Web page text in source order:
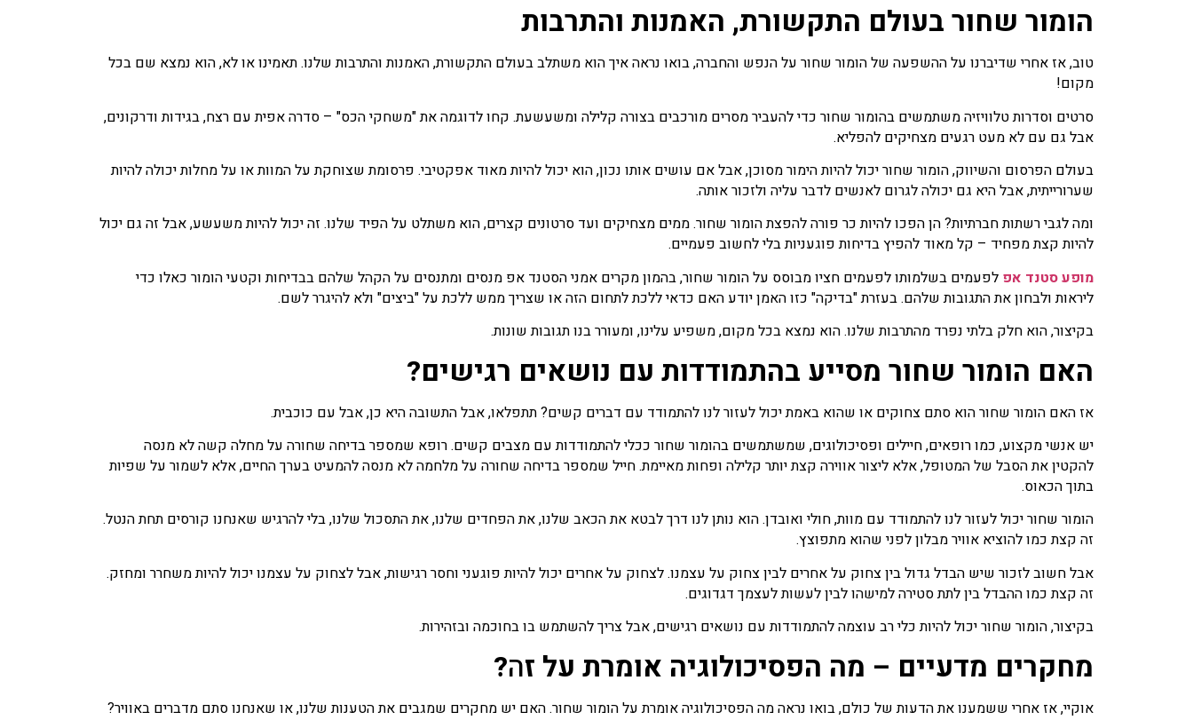
הומור שחור בעולם התקשורת, האמנות והתרבות
טוב, אז אחרי שדיברנו על ההשפעה של הומור שחור על הנפש והחברה, בואו נראה איך הוא משתלב בעולם התקשורת, האמנות והתרבות שלנו. תאמינו או לא, הוא נמצא שם בכל
מקום!
סרטים וסדרות טלוויזיה משתמשים בהומור שחור כדי להעביר מסרים מורכבים בצורה קלילה ומשעשעת. קחו לדוגמה את "משחקי הכס" – סדרה אפית עם רצח, בגידות ודרקונים,
אבל גם עם לא מעט רגעים מצחיקים להפליא.
בעולם הפרסום והשיווק, הומור שחור יכול להיות הימור מסוכן, אבל אם עושים אותו נכון, הוא יכול להיות מאוד אפקטיבי. פרסומת שצוחקת על המוות או על מחלות יכולה להיות
שערורייתית, אבל היא גם יכולה לגרום לאנשים לדבר עליה ולזכור אותה.
ומה לגבי רשתות חברתיות? הן הפכו להיות כר פורה להפצת הומור שחור. ממים מצחיקים ועד סרטונים קצרים, הוא משתלט על הפיד שלנו. זה יכול להיות משעשע, אבל זה גם יכול
להיות קצת מפחיד – קל מאוד להפיץ בדיחות פוגעניות בלי לחשוב פעמיים.
מופע סטנד אפ לפעמים בשלמותו לפעמים חציו מבוסס על הומור שחור, בהמון מקרים אמני הסטנד אפ מנסים ומתנסים על הקהל שלהם בבדיחות וקטעי הומור כאלו כדי
ליראות ולבחון את התגובות שלהם. בעזרת "בדיקה" כזו האמן יודע האם כדאי ללכת לתחום הזה או שצריך ממש ללכת על "ביצים" ולא להיגרר לשם.
בקיצור, הוא חלק בלתי נפרד מהתרבות שלנו. הוא נמצא בכל מקום, משפיע עלינו, ומעורר בנו תגובות שונות.
האם הומור שחור מסייע בהתמודדות עם נושאים רגישים?
אז האם הומור שחור הוא סתם צחוקים או שהוא באמת יכול לעזור לנו להתמודד עם דברים קשים? תתפלאו, אבל התשובה היא כן, אבל עם כוכבית.
יש אנשי מקצוע, כמו רופאים, חיילים ופסיכולוגים, שמשתמשים בהומור שחור ככלי להתמודדות עם מצבים קשים. רופא שמספר בדיחה שחורה על מחלה קשה לא מנסה
להקטין את הסבל של המטופל, אלא ליצור אווירה קצת יותר קלילה ופחות מאיימת. חייל שמספר בדיחה שחורה על מלחמה לא מנסה להמעיט בערך החיים, אלא לשמור על שפיות
בתוך הכאוס.
הומור שחור יכול לעזור לנו להתמודד עם מוות, חולי ואובדן. הוא נותן לנו דרך לבטא את הכאב שלנו, את הפחדים שלנו, את התסכול שלנו, בלי להרגיש שאנחנו קורסים תחת הנטל.
זה קצת כמו להוציא אוויר מבלון לפני שהוא מתפוצץ.
אבל חשוב לזכור שיש הבדל גדול בין צחוק על אחרים לבין צחוק על עצמנו. לצחוק על אחרים יכול להיות פוגעני וחסר רגישות, אבל לצחוק על עצמנו יכול להיות משחרר ומחזק.
זה קצת כמו ההבדל בין לתת סטירה למישהו לבין לעשות לעצמך דגדוגים.
בקיצור, הומור שחור יכול להיות כלי רב עוצמה להתמודדות עם נושאים רגישים, אבל צריך להשתמש בו בחוכמה ובזהירות.
מחקרים מדעיים – מה הפסיכולוגיה אומרת על זה?
אוקיי, אז אחרי ששמענו את הדעות של כולם, בואו נראה מה הפסיכולוגיה אומרת על הומור שחור. האם יש מחקרים שמגבים את הטענות שלנו, או שאנחנו סתם מדברים באוויר?